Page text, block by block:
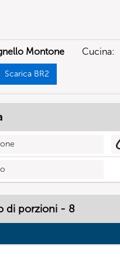
Montone Cucina:
Scarica BR2
di porzioni - 8